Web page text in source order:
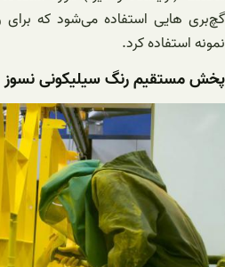
گچ‌بری هایی استفاده می‌شود که برای
نمونه استفاده کرد.
پخش مستقیم رنگ سیلیکونی نسوز